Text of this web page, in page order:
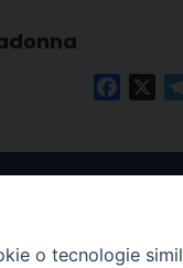
o tecnologie